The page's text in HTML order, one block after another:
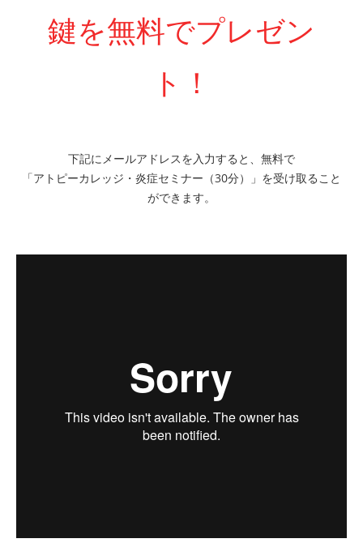
鍵を無料でプレゼン
ト！
下記にメールアドレスを入力すると、無料で
「アトピーカレッジ・炎症セミナー（30分）」を受け取ること
ができます。